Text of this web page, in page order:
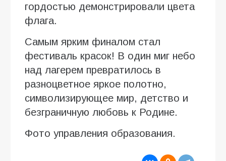
гордостью демонстрировали цвета
флага.
Самым ярким финалом стал
фестиваль красок! В один миг небо
над лагерем превратилось в
разноцветное яркое полотно,
символизирующее мир, детство и
безграничную любовь к Родине.
Фото управления образования.